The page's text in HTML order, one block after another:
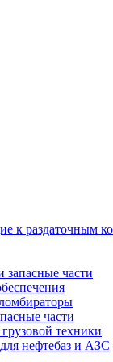
к раздаточным
запасные части
части
техники
нефтебаз и АЗС